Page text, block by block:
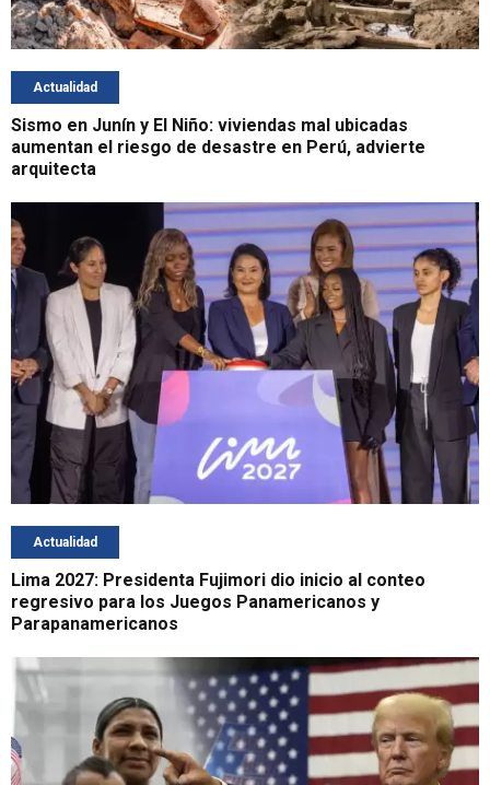
Actualidad
Sismo en Junín y El Niño: viviendas mal ubicadas
aumentan el riesgo de desastre en Perú, advierte
arquitecta
Actualidad
Lima 2027: Presidenta Fujimori dio inicio al conteo
regresivo para los Juegos Panamericanos y
Parapanamericanos